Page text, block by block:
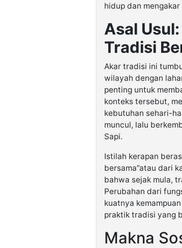
hidup dan
Asal
Tradisi
Akar tradisi ini
wilayah dengan
penting untuk
konteks tersebut,
kebutuhan sehari-
muncul, lalu
Sapi.
Istilah kerapan
bersama”atau dari
bahwa sejak mula,
Perubahan dari
kuatnya
praktik tradisi yang
Makna